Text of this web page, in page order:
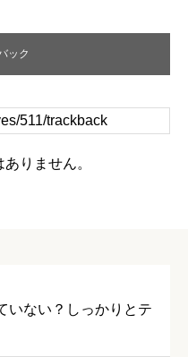
ック
りません。
いない？しっかりとテ